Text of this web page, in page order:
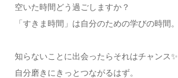
空いた時間どう過ごしますか？
「すきま時間」は自分のための学びの時間。
知らないことに出会ったらそれはチャンス✨
自分磨きにきっとつながるはず。